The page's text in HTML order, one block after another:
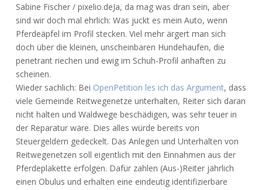
Sabine Fischer / pixelio.deJa, da mag was dran sein, aber
sind wir doch mal ehrlich: Was juckt es mein Auto, wenn
Pferdeäpfel im Profil stecken. Viel mehr ärgert man sich
doch über die kleinen, unscheinbaren Hundehaufen, die
penetrant riechen und ewig im Schuh-Profil anhaften zu
scheinen.
Wieder sachlich: Bei OpenPetition les ich das Argument, dass
viele Gemeinde Reitwegenetze unterhalten, Reiter sich daran
nicht halten und Waldwege beschädigen, was sehr teuer in
der Reparatur wäre. Dies alles würde bereits von
Steuergeldern gedeckelt. Das Anlegen und Unterhalten von
Reitwegenetzen soll eigentlich mit den Einnahmen aus der
Pferdeplakette erfolgen. Dafür zahlen (Aus-)Reiter jährlich
einen Obulus und erhalten eine eindeutig identifizierbare